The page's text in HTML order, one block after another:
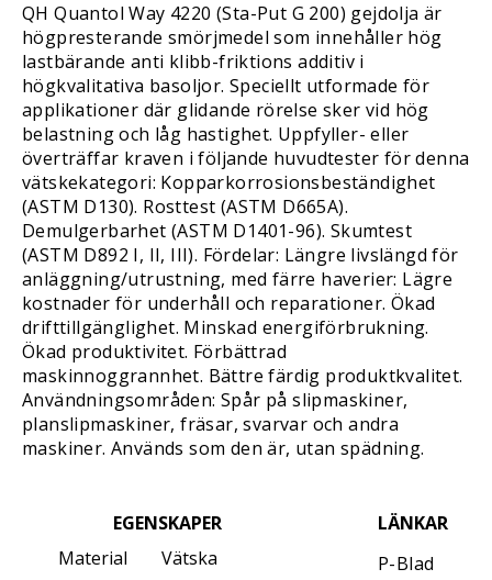
QH Quantol Way 4220 (Sta-Put G 200) gejdolja är
högpresterande smörjmedel som innehåller hög
lastbärande anti klibb-friktions additiv i
högkvalitativa basoljor. Speciellt utformade för
applikationer där glidande rörelse sker vid hög
belastning och låg hastighet. Uppfyller- eller
överträffar kraven i följande huvudtester för denna
vätskekategori: Kopparkorrosionsbeständighet
(ASTM D130). Rosttest (ASTM D665A).
Demulgerbarhet (ASTM D1401-96). Skumtest
(ASTM D892 I, II, III). Fördelar: Längre livslängd för
anläggning/utrustning, med färre haverier: Lägre
kostnader för underhåll och reparationer. Ökad
drifttillgänglighet. Minskad energiförbrukning.
Ökad produktivitet. Förbättrad
maskinnoggrannhet. Bättre färdig produktkvalitet.
Användningsområden: Spår på slipmaskiner,
planslipmaskiner, fräsar, svarvar och andra
maskiner. Används som den är, utan spädning.
EGENSKAPER
Material
Vätska
LÄNKAR
P-Blad